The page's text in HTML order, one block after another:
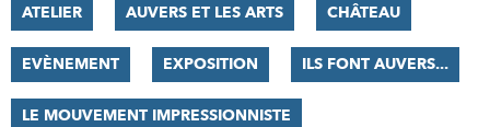
ATELIER AUVERS ET LES ARTS CHÂTEAU
EVÈNEMENT EXPOSITION ILS FONT AUVERS...
LE MOUVEMENT IMPRESSIONNISTE